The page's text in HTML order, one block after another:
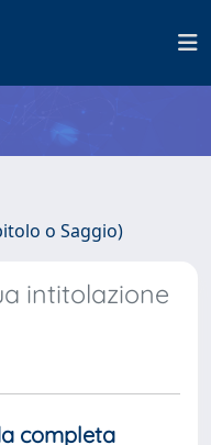
o Saggio)
intitolazione
completa